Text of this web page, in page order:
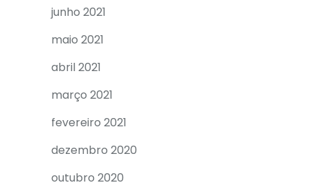
junho 2021
maio 2021
abril 2021
março 2021
fevereiro 2021
dezembro 2020
outubro 2020